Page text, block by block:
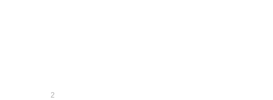
2